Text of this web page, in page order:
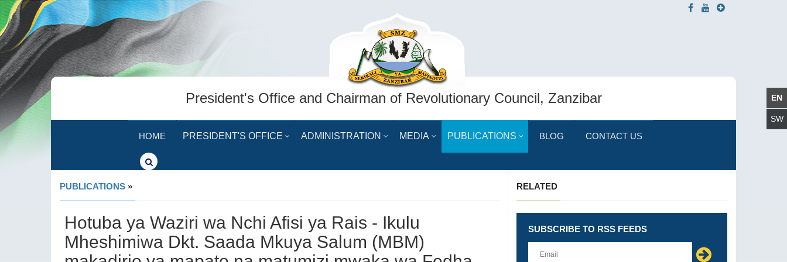
President's Office and Chairman of Revolutionary Council, Zanzibar
HOME PRESIDENT'S OFFICE ADMINISTRATION MEDIA PUBLICATIONS BLOG CONTACT US
PUBLICATIONS »
Hotuba ya Waziri wa Nchi Afisi ya Rais - Ikulu
Mheshimiwa Dkt. Saada Mkuya Salum (MBM)
RELATED
Leave
this
field
SUBSCRIBE TO RSS FEEDS